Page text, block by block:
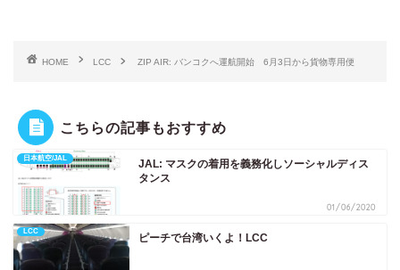
HOME LCC ZIP AIR: バンコクへ運航開始 6月3日から貨物専用便
こちらの記事もおすすめ
日本航空/JAL
JAL: マスクの着用を義務化しソーシャルディス
タンス
01/06/2020
LCC
ピーチで台湾いくよ！LCC